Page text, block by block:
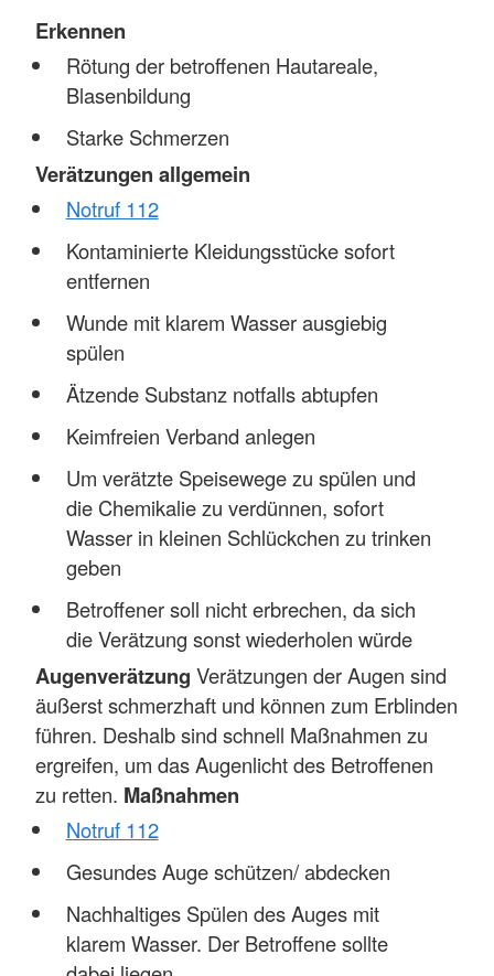
Erkennen
Rötung der betroffenen Hautareale,
Blasenbildung
Starke Schmerzen
Verätzungen allgemein
Notruf 112
Kontaminierte Kleidungsstücke sofort
entfernen
Wunde mit klarem Wasser ausgiebig
spülen
Ätzende Substanz notfalls abtupfen
Keimfreien Verband anlegen
Um verätzte Speisewege zu spülen und
die Chemikalie zu verdünnen, sofort
Wasser in kleinen Schlückchen zu trinken
geben
Betroffener soll nicht erbrechen, da sich
die Verätzung sonst wiederholen würde
Augenverätzung Verätzungen der Augen sind
äußerst schmerzhaft und können zum Erblinden
führen. Deshalb sind schnell Maßnahmen zu
ergreifen, um das Augenlicht des Betroffenen
zu retten. Maßnahmen
Notruf 112
Gesundes Auge schützen/ abdecken
Nachhaltiges Spülen des Auges mit
klarem Wasser. Der Betroffene sollte